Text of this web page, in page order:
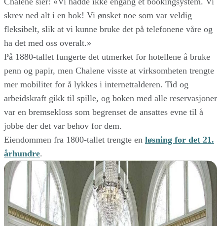
skrev ned alt i en bok! Vi ønsket noe som var veldig
fleksibelt, slik at vi kunne bruke det på telefonene våre og
ha det med oss overalt.»
På 1880-tallet fungerte det utmerket for hotellene å bruke
penn og papir, men Chalene visste at virksomheten trengte
mer mobilitet for å lykkes i internettalderen. Tid og
arbeidskraft gikk til spille, og boken med alle reservasjoner
var en bremsekloss som begrenset de ansattes evne til å
jobbe der det var behov for dem.
Eiendommen fra 1800-tallet trengte en løsning for det 21.
århundre.